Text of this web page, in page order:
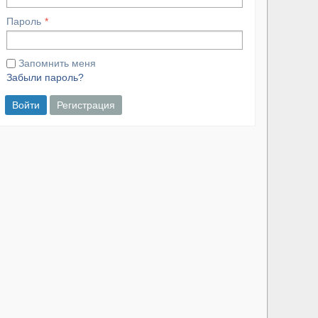
Пароль
Запомнить меня
Забыли пароль?
Войти Регистрация